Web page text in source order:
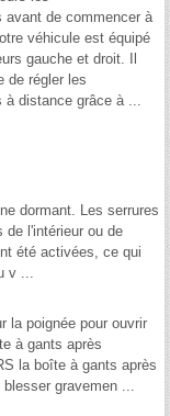
avant de commencer à
véhicule est équipé
gauche et droit. Il
de régler les
à distance grâce à ...
dormant. Les serrures
de l'intérieur ou de
été activées, ce qui
v ...
la poignée pour ouvrir
à gants après
la boîte à gants après
gravemen ...